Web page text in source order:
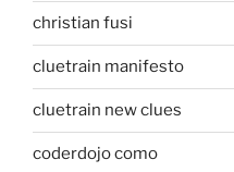
christian fusi
cluetrain manifesto
cluetrain new clues
coderdojo como